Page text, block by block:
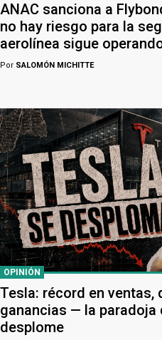
ANAC sanciona a
no hay riesgo para la
aerolínea sigue
Por SALOMÓN MICHITTE
OPINIÓN
Tesla: récord en ventas,
ganancias — la paradoja
desplome